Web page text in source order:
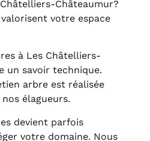
Châteaumur?
votre espace
à Les Châtelliers-
un savoir technique.
arbre est réalisée
élagueurs.
devient parfois
votre domaine. Nous